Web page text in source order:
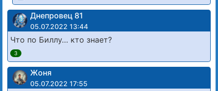
Днепровец 81
05.07.2022 13:44
Что по Биллу… кто знает?
3
Жоня
05.07.2022 17:55